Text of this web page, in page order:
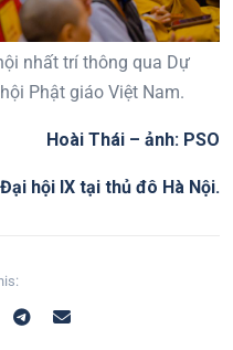
nhất trí thông qua Dự
Phật giáo Việt Nam.
Hoài Thái – ảnh: PSO
hội IX tại thủ đô Hà Nội.